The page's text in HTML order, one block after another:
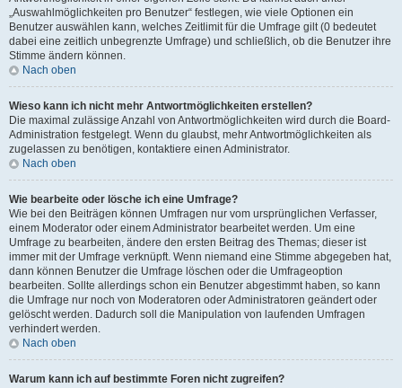
„Auswahlmöglichkeiten pro Benutzer“ festlegen, wie viele Optionen ein
Benutzer auswählen kann, welches Zeitlimit für die Umfrage gilt (0 bedeutet
dabei eine zeitlich unbegrenzte Umfrage) und schließlich, ob die Benutzer ihre
Stimme ändern können.
Nach oben
Wieso kann ich nicht mehr Antwortmöglichkeiten erstellen?
Die maximal zulässige Anzahl von Antwortmöglichkeiten wird durch die Board-
Administration festgelegt. Wenn du glaubst, mehr Antwortmöglichkeiten als
zugelassen zu benötigen, kontaktiere einen Administrator.
Nach oben
Wie bearbeite oder lösche ich eine Umfrage?
Wie bei den Beiträgen können Umfragen nur vom ursprünglichen Verfasser,
einem Moderator oder einem Administrator bearbeitet werden. Um eine
Umfrage zu bearbeiten, ändere den ersten Beitrag des Themas; dieser ist
immer mit der Umfrage verknüpft. Wenn niemand eine Stimme abgegeben hat,
dann können Benutzer die Umfrage löschen oder die Umfrageoption
bearbeiten. Sollte allerdings schon ein Benutzer abgestimmt haben, so kann
die Umfrage nur noch von Moderatoren oder Administratoren geändert oder
gelöscht werden. Dadurch soll die Manipulation von laufenden Umfragen
verhindert werden.
Nach oben
Warum kann ich auf bestimmte Foren nicht zugreifen?